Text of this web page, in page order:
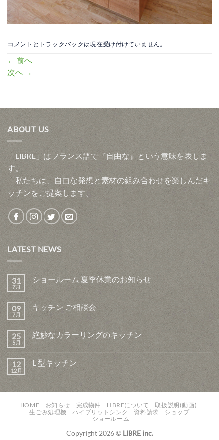
コメントとトラックバックは現在受け付けていません。
← 前へ
次へ →
ABOUT US
「LIBRE」はフランス語で『自由な』という意味を表しま
す。
私たちは、自由な発想と素材の組み合わせを楽しんだキ
ッチンをご提案します。
LATEST NEWS
31
7月
ショールーム 夏季休業のお知らせ
09
7月
キッチン ご相談会
25
5月
絶妙なカラーリングのキッチン
12
12月
L 型キッチン
HOME お知らせ 完成物件 LIBREについて
取扱説明(動画)
生ごみ処理機
ハイブリットシンク 資料請求
ショップ
ショールーム
Copyright 2026 © LIBRE inc.